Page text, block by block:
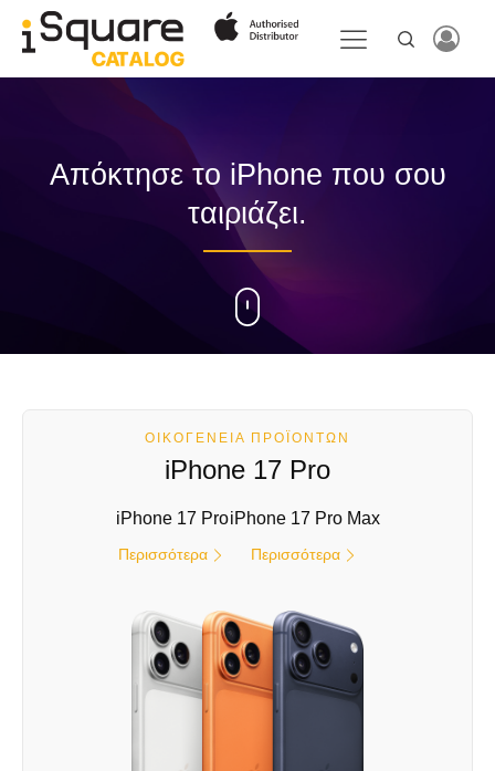
Απόκτησε το iPhone που σου
ταιριάζει.
ΟΙΚΟΓΕΝΕΙΑ ΠΡΟΪΟΝΤΩΝ
iPhone 17 Pro
iPhone 17 Pro
Περισσότερα
iPhone 17 Pro Max
Περισσότερα